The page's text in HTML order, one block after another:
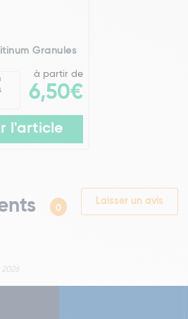
Granules
à partir de
6,50€
l'article
0
Laisser un avis